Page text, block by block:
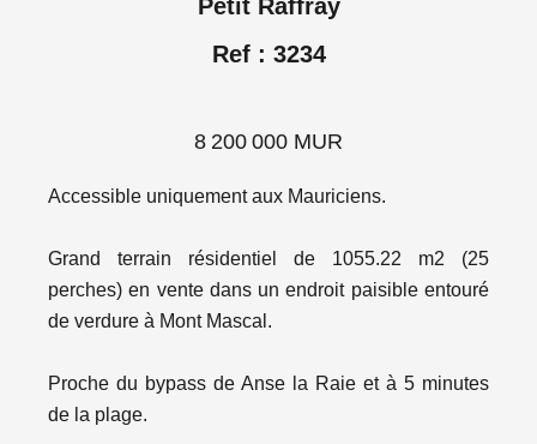
Petit Raffray
Ref : 3234
8 200 000 MUR
Accessible uniquement aux Mauriciens.
Grand terrain résidentiel de 1055.22 m2 (25
perches) en vente dans un endroit paisible entouré
de verdure à Mont Mascal.
Proche du bypass de Anse la Raie et à 5 minutes
de la plage.